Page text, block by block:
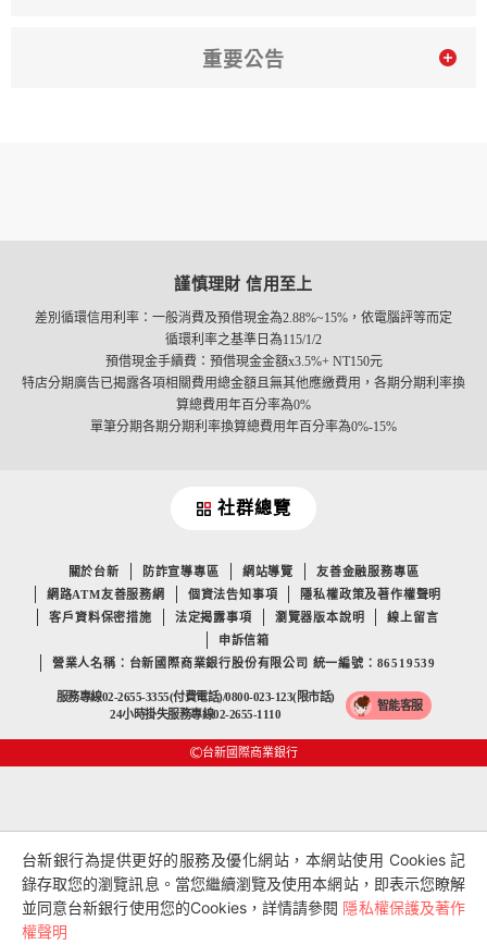
重要公告
謹慎理財 信用至上
差別循環信用利率：一般消費及預借現金為2.88%~15%，依電腦評等而定
循環利率之基準日為115/1/2
預借現金手續費：預借現金金額x3.5%+ NT150元
特店分期廣告已揭露各項相關費用總金額且無其他應繳費用，各期分期利率換
算總費用年百分率為0%
單筆分期各期分期利率換算總費用年百分率為0%-15%
社群總覽
關於台新 防詐宣導專區 網站導覽
友善金融服務專區
網路ATM友善服務網
個資法告知事項
隱私權政策及著作權聲明
客戶資料保密措施
法定揭露事項 瀏覽器版本說明
線上留言
申訴信箱
營業人名稱：台新國際商業銀行股份有限公司 統一編號：86519539
服務專線02-2655-3355(付費電話)/0800-023-123(限市話)
24小時掛失服務專線02-2655-1110
智能客服
台新國際商業銀行
台新銀行為提供更好的服務及優化網站，本網站使用 Cookies 記
錄存取您的瀏覽訊息。當您繼續瀏覽及使用本網站，即表示您瞭解
並同意台新銀行使用您的Cookies，詳情請參閱 隱私權保護及著作
權聲明